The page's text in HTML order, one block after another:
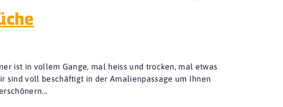
ist in vollem Gange, mal heiss und trocken, mal etwas
sind voll beschäftigt in der Amalienpassage um Ihnen